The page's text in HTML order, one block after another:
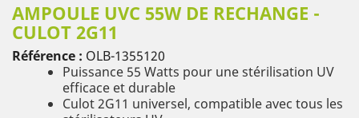
AMPOULE UVC 55W DE RECHANGE -
CULOT 2G11
Référence : OLB-1355120
Puissance 55 Watts pour une stérilisation UV
efficace et durable
Culot 2G11 universel, compatible avec tous les